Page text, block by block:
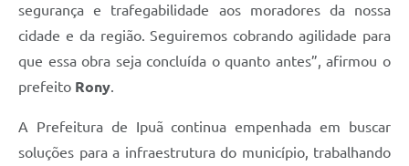
segurança e trafegabilidade aos moradores da nossa
cidade e da região. Seguiremos cobrando agilidade para
que essa obra seja concluída o quanto antes”, afirmou o
prefeito Rony
A Prefeitura de Ipuã continua empenhada em buscar
soluções para a infraestrutura do município, trabalhando